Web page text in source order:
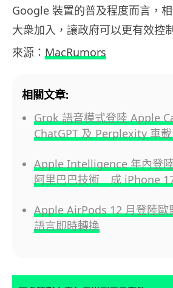
Google 裝置的普及程度而言，
大衆加入，讓政府可以更有效控
來源： MacRumors
相關文章:
Grok 語音模式登陸 Apple
ChatGPT 及 Perplexity 車
Apple Intelligence 年內登
阿里巴巴技術 成 iPhone
Apple AirPods 12 月登陸歐
語言即時轉換